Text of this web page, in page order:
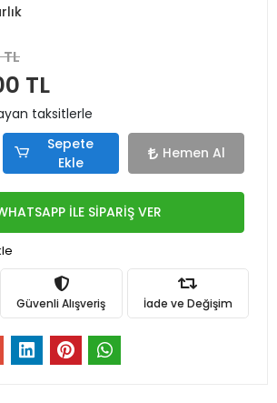
TL
taksitlerle
Sepete
Ekle
Hemen Al
İLE SİPARİŞ VER
Güvenli Alışveriş İade ve Değişim